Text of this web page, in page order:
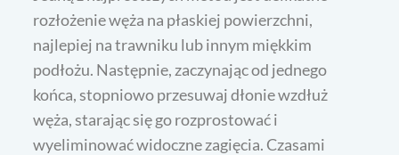
rozłożenie węża na płaskiej powierzchni,
najlepiej na trawniku lub innym miękkim
podłożu. Następnie, zaczynając od jednego
końca, stopniowo przesuwaj dłonie wzdłuż
węża, starając się go rozprostować i
wyeliminować widoczne zagięcia. Czasami